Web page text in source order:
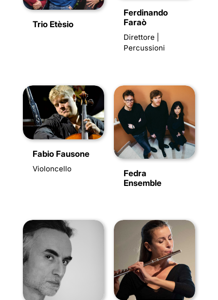
Trio Etèsio
Ferdinando
Faraò
Direttore |
Percussioni
Fabio Fausone
Violoncello
Fedra
Ensemble